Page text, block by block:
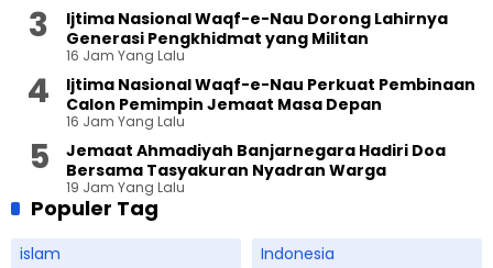
Ijtima Nasional Waqf-e-Nau Dorong Lahirnya
Generasi Pengkhidmat yang Militan
16 Jam Yang Lalu
Ijtima Nasional Waqf-e-Nau Perkuat Pembinaan
Calon Pemimpin Jemaat Masa Depan
16 Jam Yang Lalu
Jemaat Ahmadiyah Banjarnegara Hadiri Doa
Bersama Tasyakuran Nyadran Warga
19 Jam Yang Lalu
Populer Tag
islam
Indonesia